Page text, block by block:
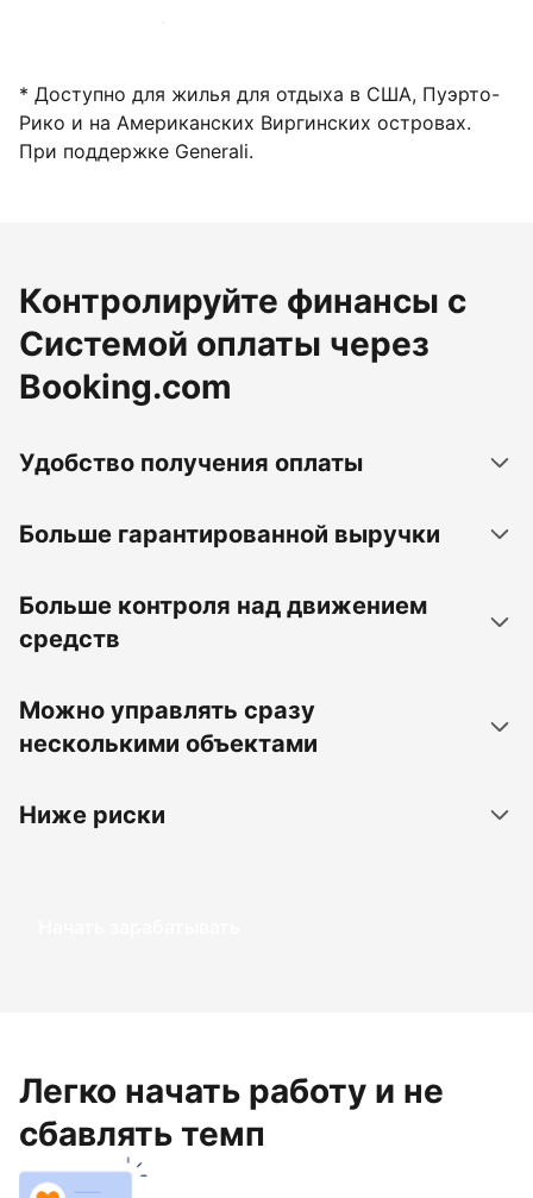
Зарегистрировать объект
* Доступно для жилья для отдыха в США, Пуэрто-
Рико и на Американских Виргинских островах.
При поддержке Generali.
Контролируйте финансы с
Системой оплаты через
Booking.com
Удобство получения оплаты
Больше гарантированной выручки
Больше контроля над движением
средств
Можно управлять сразу
несколькими объектами
Ниже риски
Начать зарабатывать
Легко начать работу и не
сбавлять темп